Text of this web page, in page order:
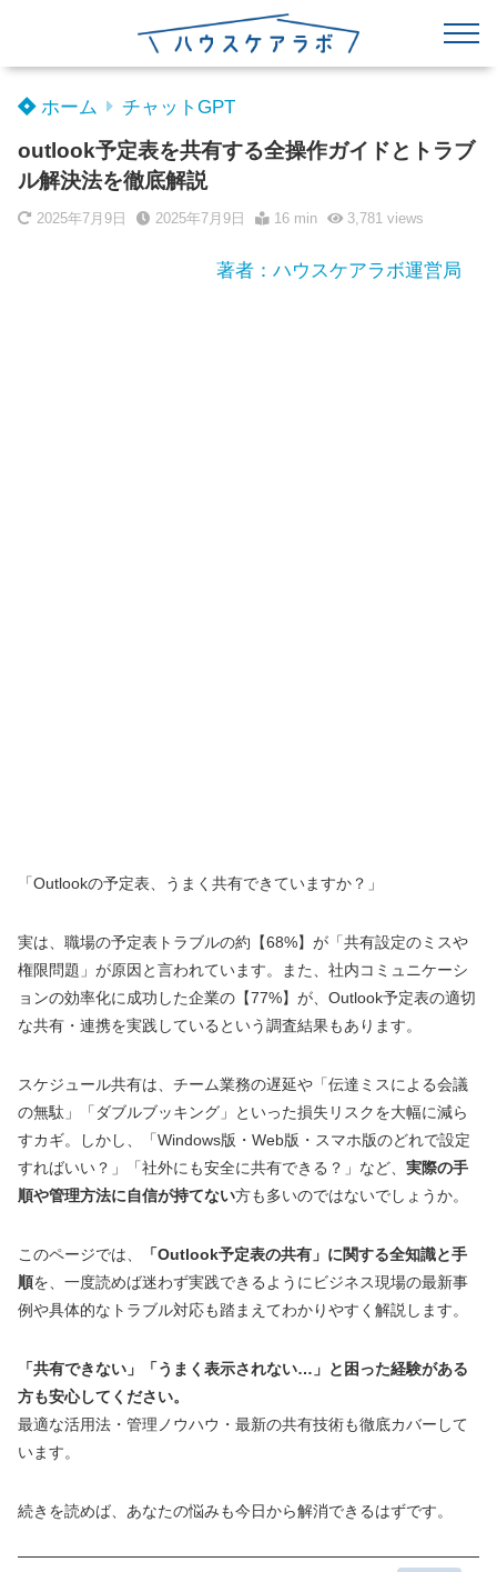
ホーム チャットGPT
outlook予定表を共有する全操作ガイドとトラブ
ル解決法を徹底解説
2025年7月9日 2025年7月9日 16 min 3,781views
著者：ハウスケアラボ運営局
「Outlookの予定表、うまく共有できていますか？」
実は、職場の予定表トラブルの約【68%】が「共有設定のミスや
権限問題」が原因と言われています。また、社内コミュニケーシ
ョンの効率化に成功した企業の【77%】が、Outlook予定表の適切
な共有・連携を実践しているという調査結果もあります。
スケジュール共有は、チーム業務の遅延や「伝達ミスによる会議
の無駄」「ダブルブッキング」といった損失リスクを大幅に減ら
すカギ。しかし、「Windows版・Web版・スマホ版のどれで設定
すればいい？」「社外にも安全に共有できる？」など、 実際の手
順や管理方法に自信が持てない方も多いのではないでしょうか。
このページでは、
「Outlook予定表の共有」に関する全知識と手
順を、一度読めば迷わず実践できるようにビジネス現場の最新事
例や具体的なトラブル対応も踏まえてわかりやすく解説します。
「共有できない」「うまく表示されない…」と困った経験がある
方も安心してください。
最適な活用法・管理ノウハウ・最新の共有技術も徹底カバーして
います。
続きを読めば、あなたの悩みも今日から解消できるはずです。